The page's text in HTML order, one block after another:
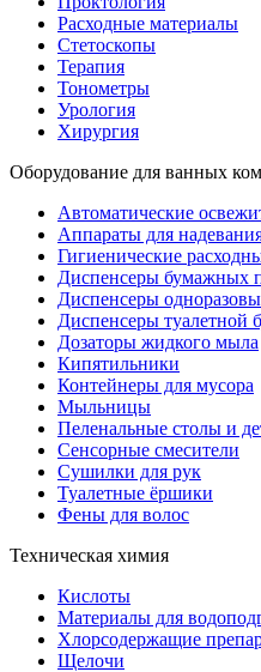
Расходные материалы
Стетоскопы
Терапия
Тонометры
Урология
Хирургия
Оборудование для ванных
Автоматические
Аппараты для
Гигиенические
Диспенсеры бумажных
Диспенсеры
Диспенсеры туалетной
Дозаторы жидкого мыла
Кипятильники
Контейнеры для мусора
Мыльницы
Пеленальные столы и
Сенсорные смесители
Сушилки для рук
Туалетные ёршики
Фены для волос
Техническая химия
Кислоты
Материалы для
Хлорсодержащие
Щелочи